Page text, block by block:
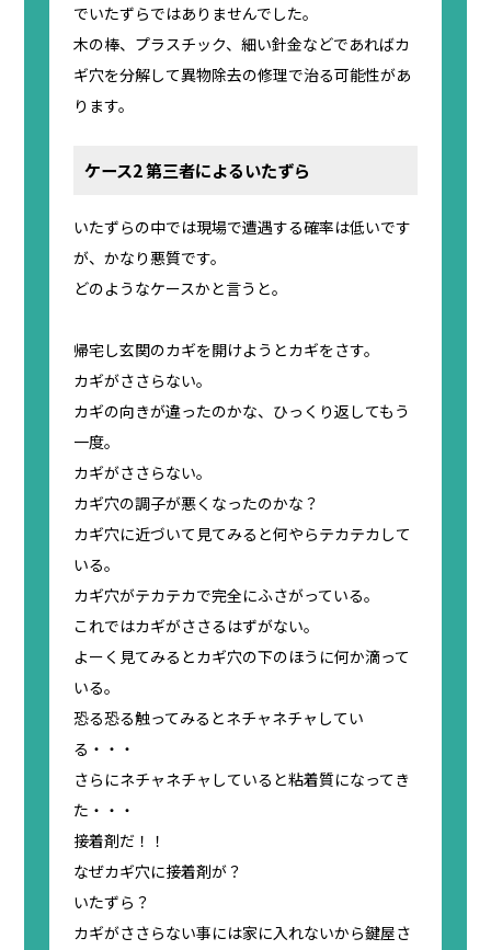
でいたずらではありませんでした。
木の棒、プラスチック、細い針金などであればカ
ギ穴を分解して異物除去の修理で治る可能性があ
ります。
ケース2 第三者によるいたずら
いたずらの中では現場で遭遇する確率は低いです
が、かなり悪質です。
どのようなケースかと言うと。
帰宅し玄関のカギを開けようとカギをさす。
カギがささらない。
カギの向きが違ったのかな、ひっくり返してもう
一度。
カギがささらない。
カギ穴の調子が悪くなったのかな？
カギ穴に近づいて見てみると何やらテカテカして
いる。
カギ穴がテカテカで完全にふさがっている。
これではカギがささるはずがない。
よーく見てみるとカギ穴の下のほうに何か滴って
いる。
恐る恐る触ってみるとネチャネチャしてい
る・・・
さらにネチャネチャしていると粘着質になってき
た・・・
接着剤だ！！
なぜカギ穴に接着剤が？
いたずら？
カギがささらない事には家に入れないから鍵屋さ